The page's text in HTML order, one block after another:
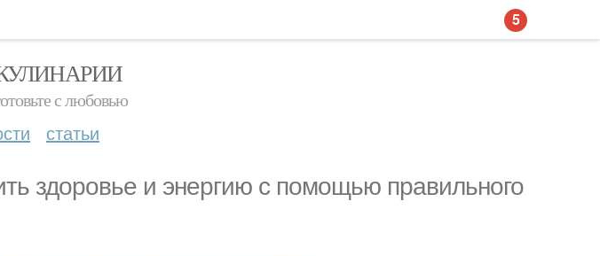
с любовью
статьи
здоровье и энергию с помощью правильного
5